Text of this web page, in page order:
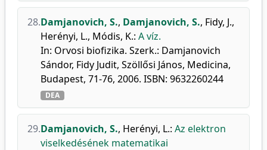
28.Damjanovich, S., Damjanovich, S., Fidy, J.,
Herényi, L., Módis, K.: A víz.
In: Orvosi biofizika. Szerk.: Damjanovich
Sándor, Fidy Judit, Szöllősi János, Medicina,
Budapest, 71-76, 2006. ISBN: 9632260244
DEA
29.Damjanovich, S., Herényi, L.: Az elektron
viselkedésének matematikai